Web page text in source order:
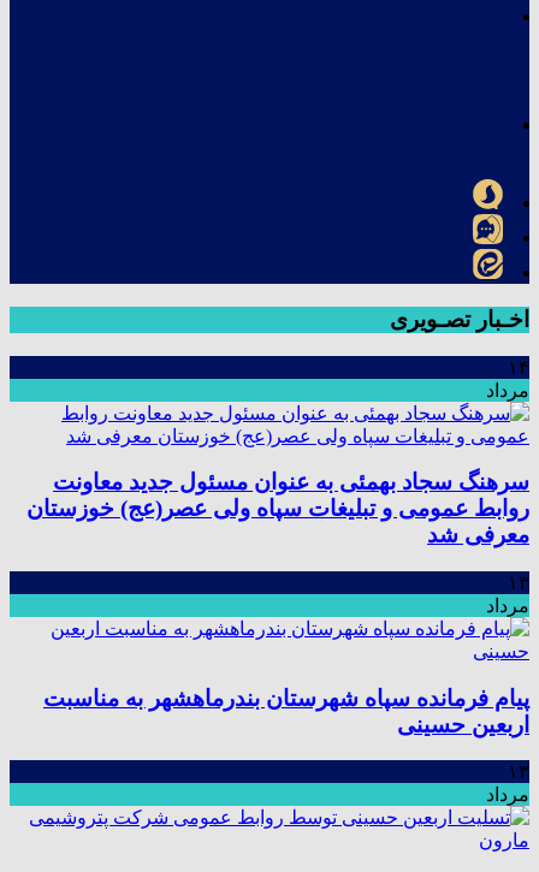
اخـبار تصـویری
۱۴
مرداد
سرهنگ سجاد بهمئی به عنوان مسئول جدید معاونت
روابط عمومی و تبلیغات سپاه ولی عصر(عج) خوزستان
معرفی شد
۱۳
مرداد
پیام فرمانده سپاه شهرستان بندرماهشهر به مناسبت
اربعین حسینی
۱۳
مرداد